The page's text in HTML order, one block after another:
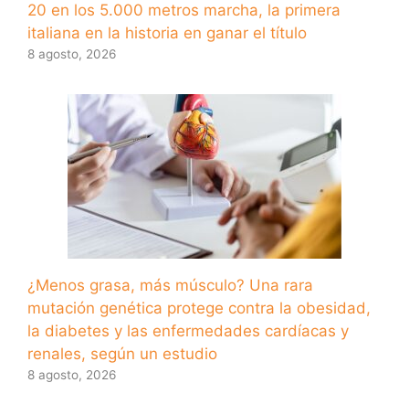
20 en los 5.000 metros marcha, la primera
italiana en la historia en ganar el título
8 agosto, 2026
¿Menos grasa, más músculo? Una rara
mutación genética protege contra la obesidad,
la diabetes y las enfermedades cardíacas y
renales, según un estudio
8 agosto, 2026